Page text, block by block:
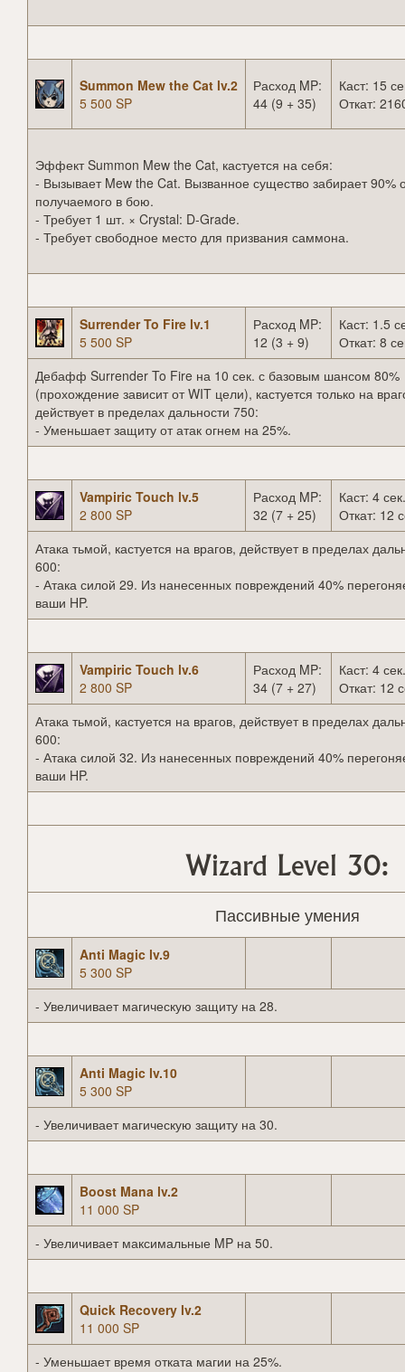
Summon Mew the Cat lv.2
5 500 SP
Расход MP:
44 (9 + 35)
Каст: 15
Откат:
Эффект Summon Mew the Cat, кастуется на себя:
- Вызывает Mew the Cat. Вызванное существо забирает 90%
получаемого в бою.
- Требует 1 шт. × Crystal: D-Grade.
- Требует свободное место для призвания саммона.
Surrender To Fire lv.1
5 500 SP
Расход MP:
12 (3 + 9)
Каст: 1.5
Откат: 8
Дебафф Surrender To Fire на 10 сек. с базовым шансом 80%
(прохождение зависит от WIT цели), кастуется только на
действует в пределах дальности 750:
- Уменьшает защиту от атак огнем на 25%.
Vampiric Touch lv.5
2 800 SP
Расход MP:
32 (7 + 25)
Каст: 4 сек.
Откат: 12
Атака тьмой, кастуется на врагов, действует в пределах
600:
- Атака силой 29. Из нанесенных повреждений 40%
ваши HP.
Vampiric Touch lv.6
2 800 SP
Расход MP:
34 (7 + 27)
Каст: 4 сек.
Откат: 12
Атака тьмой, кастуется на врагов, действует в пределах
600:
- Атака силой 32. Из нанесенных повреждений 40%
ваши HP.
Wizard Level 30:
Пассивные умения
Anti Magic lv.9
5 300 SP
- Увеличивает магическую защиту на 28.
Anti Magic lv.10
5 300 SP
- Увеличивает магическую защиту на 30.
Boost Mana lv.2
11 000 SP
- Увеличивает максимальные MP на 50.
Quick Recovery lv.2
11 000 SP
- Уменьшает время отката магии на 25%.